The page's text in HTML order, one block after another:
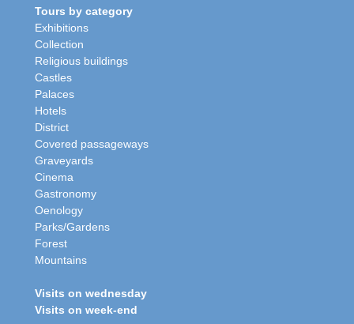
Tours by category
Exhibitions
Collection
Religious buildings
Castles
Palaces
Hotels
District
Covered passageways
Graveyards
Cinema
Gastronomy
Oenology
Parks/Gardens
Forest
Mountains
Visits on wednesday
Visits on week-end